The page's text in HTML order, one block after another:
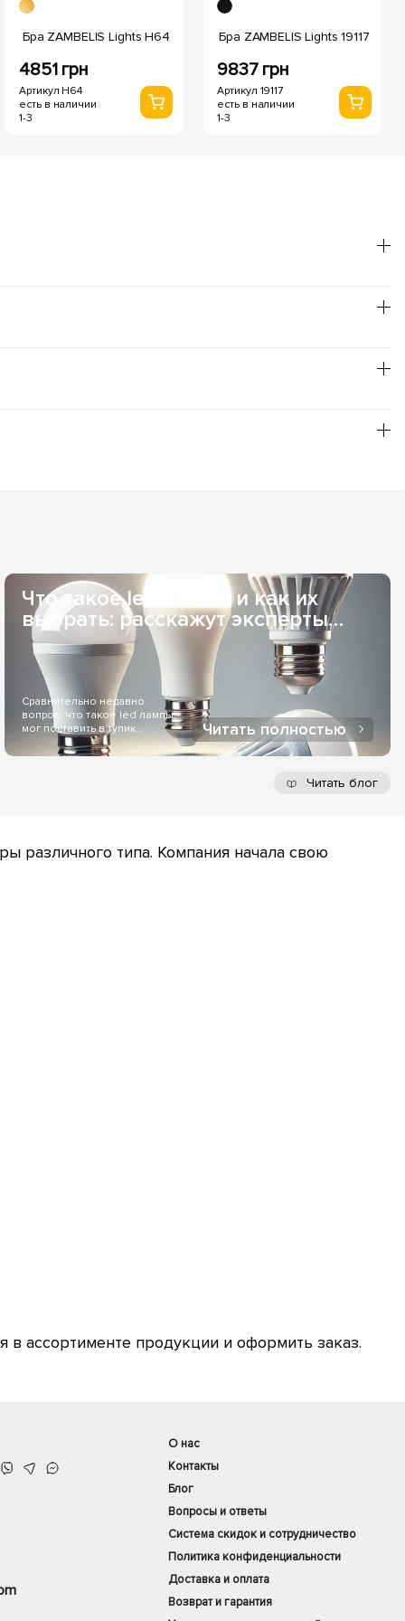
Бра ZAMBELIS Lights H64
4851 грн
Артикул H64
есть в наличии
1-3
Бра ZAMBELIS Lights 19117
9837 грн
Артикул 19117
есть в наличии
1-3
необходимый Вам оттенок свечения, из товарной
Что такое led лампы и как их
выбрать: расскажут эксперты
Elekomp..
Сравнительно недавно
вопрос, что такое led лампы,
мог поставить в тупик
большинство людей...
Читать полностью
Читать блог
различного типа. Компания начала свою
в ассортименте продукции и оформить заказ.
О нас
Контакты
Блог
Вопросы и ответы
Система скидок и сотрудничество
Политика конфиденциальности
Доставка и оплата
Возврат и гарантия